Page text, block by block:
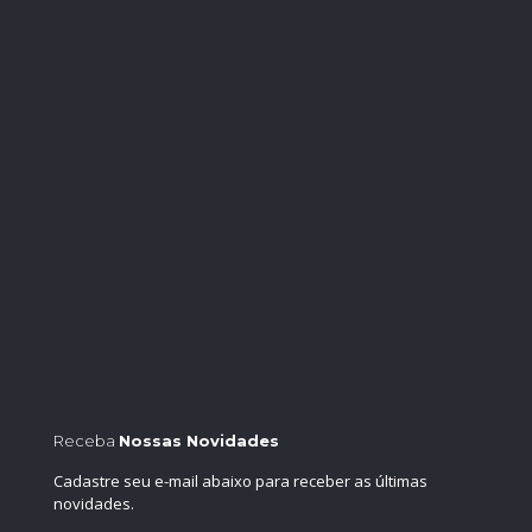
Receba Nossas Novidades
Cadastre seu e-mail abaixo para receber as últimas
novidades.